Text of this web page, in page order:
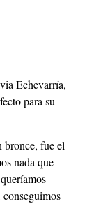
Echevarría,
para su
bronce, fue el
nada que